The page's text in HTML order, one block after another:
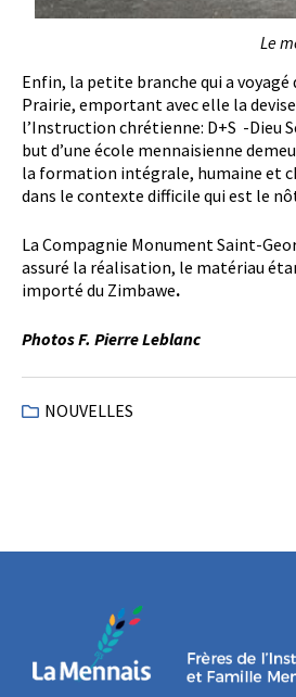
Le
Enfin, la petite branche qui a voyagé
Prairie, emportant avec elle la devise
l’Instruction chrétienne: D+S -Dieu
but d’une école mennaisienne
la formation intégrale, humaine et
dans le contexte difficile qui est le
La Compagnie Monument Saint-
assuré la réalisation, le matériau
importé du Zimbawe.
Photos F. Pierre Leblanc
NOUVELLES